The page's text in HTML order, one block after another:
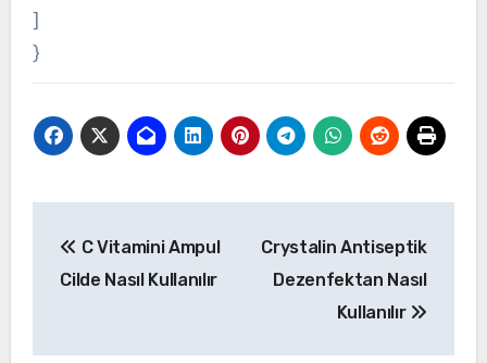
]
}
gezinmesi
C Vitamini Ampul
Cilde Nasıl Kullanılır
Crystalin Antiseptik
Dezenfektan Nasıl
Kullanılır